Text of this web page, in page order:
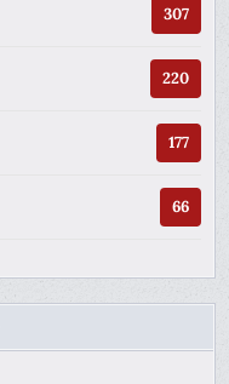
307
220
177
66